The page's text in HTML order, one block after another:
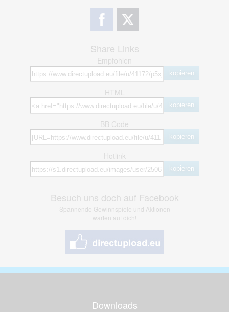
Share Links
Empfohlen
kopieren
HTML
kopieren
BB Code
kopieren
Hotlink
kopieren
Besuch uns doch auf Facebook
Spannende Gewinnspiele und Aktionen
warten auf dich!
Downloads